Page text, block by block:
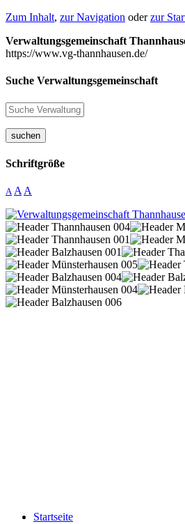
Zum Inhalt, zur Navigation oderzur
Verwaltungsgemeinschaft
https://www.vg-thannhausen.de/
Suche Verwaltungsgemeinschaft
suchen
Schriftgröße
A A A
Startseite